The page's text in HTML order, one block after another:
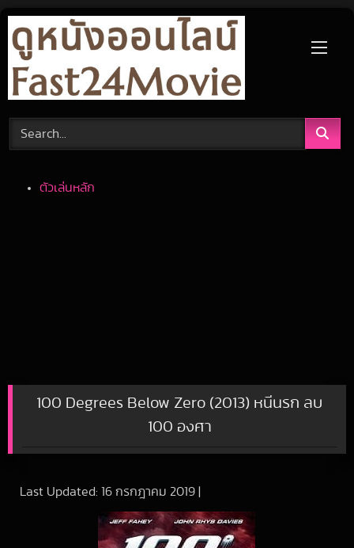
Skip
content
ตัวเล่นหลัก
100 Degrees Below Zero (2013) หนีนรก ลบ
100 องศา
Last Updated: 16 กรกฎาคม 2019